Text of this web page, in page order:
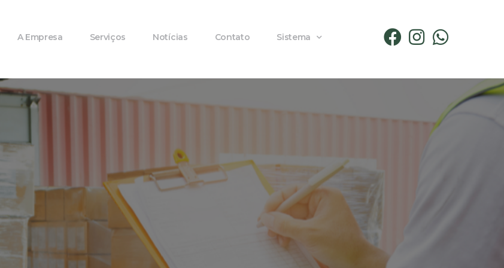
A Empresa Serviços Notícias Contato Sistema